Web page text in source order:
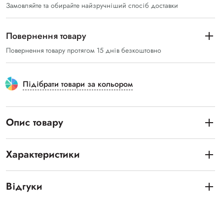
Замовляйте та обирайте найзручніший спосіб доставки
Повернення товару
Повернення товару протягом 15 днів безкоштовно
Підібрати товари за кольором
Опис товару
Характеристики
Відгуки